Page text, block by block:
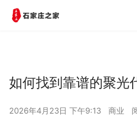
如何找到靠谱的聚光
2026年4月23日 下午9:13 商业